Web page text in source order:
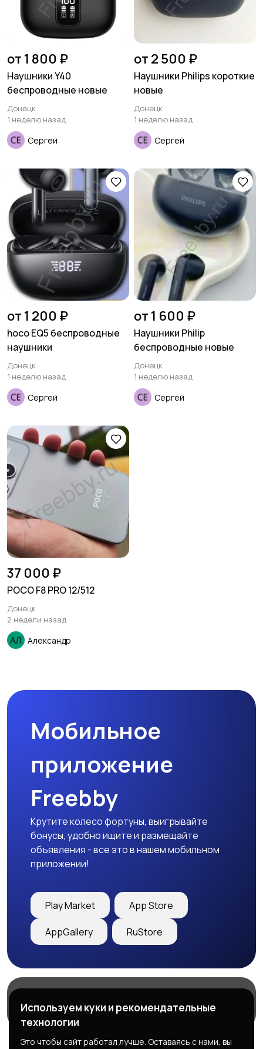
от 1 800 ₽
Наушники Y40
беспроводные новые
Донецк
1 неделю назад
Сергей
от 2 500 ₽
Наушники Philips короткие
новые
Донецк
1 неделю назад
Сергей
от 1 200 ₽
hoco EQ5 беспроводные
наушники
Донецк
1 неделю назад
Сергей
от 1 600 ₽
Наушники Philip
беспроводные новые
Донецк
1 неделю назад
Сергей
37 000 ₽
POCO F8 PRO 12/512
Донецк
2 недели назад
Александр
Мобильное
приложение
Freebby
Крутите колесо фортуны, выигрывайте
бонусы, удобно ищите и размещайте
объявления - все это в нашем мобильном
приложении!
Play Market App Store
AppGallery RuStore
Служба поддержки
Используем куки и рекомендательные
технологии
Это чтобы сайт работал лучше. Оставаясь с нами, вы